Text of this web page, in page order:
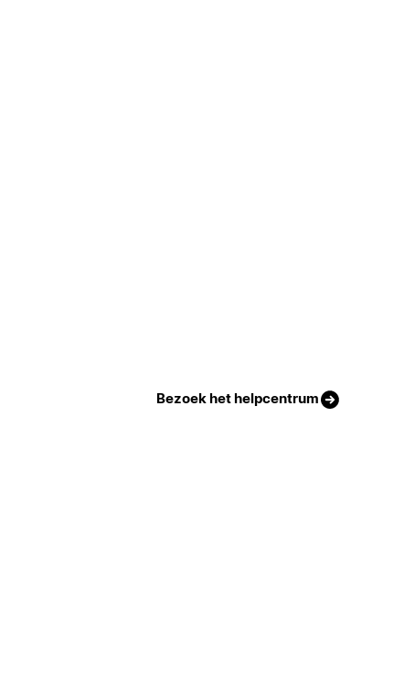
Bezoek het helpcentrum